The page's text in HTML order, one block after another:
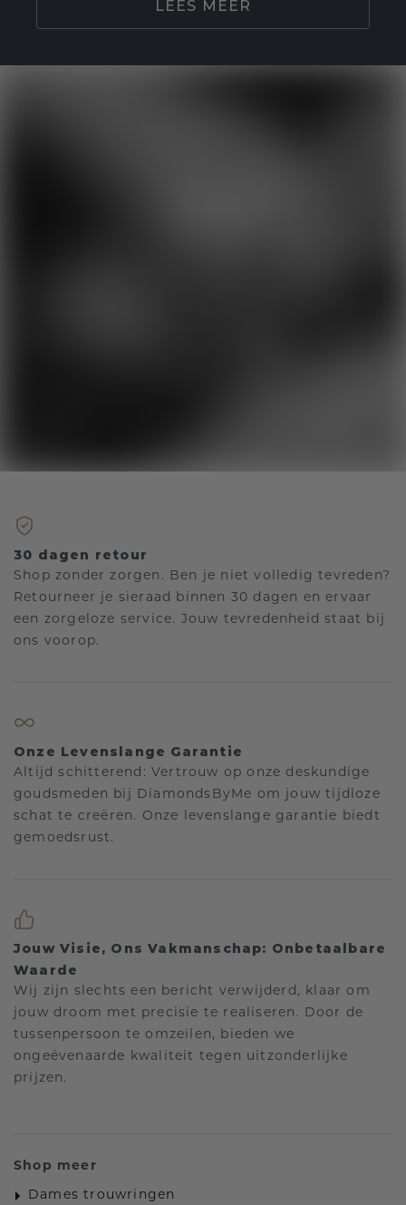
LEES MEER
30 dagen retour
Shop zonder zorgen. Ben je niet volledig tevreden?
Retourneer je sieraad binnen 30 dagen en ervaar
een zorgeloze service. Jouw tevredenheid staat bij
ons voorop.
Onze Levenslange Garantie
Altijd schitterend: Vertrouw op onze deskundige
goudsmeden bij DiamondsByMe om jouw tijdloze
schat te creëren. Onze levenslange garantie biedt
gemoedsrust.
Jouw Visie, Ons Vakmanschap: Onbetaalbare
Waarde
Wij zijn slechts een bericht verwijderd, klaar om
jouw droom met precisie te realiseren. Door de
tussenpersoon te omzeilen, bieden we
ongeëvenaarde kwaliteit tegen uitzonderlijke
prijzen.
Shop meer
Dames trouwringen